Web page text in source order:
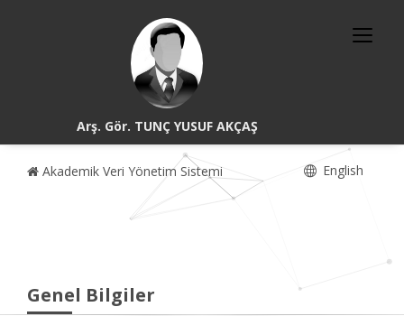
Arş. Gör. TUNÇ YUSUF AKÇAŞ
Akademik Veri Yönetim Sistemi English
Genel Bilgiler